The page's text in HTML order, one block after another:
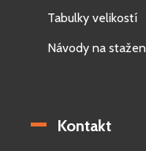
Tabulky velikostí
Návody na
Kontakt